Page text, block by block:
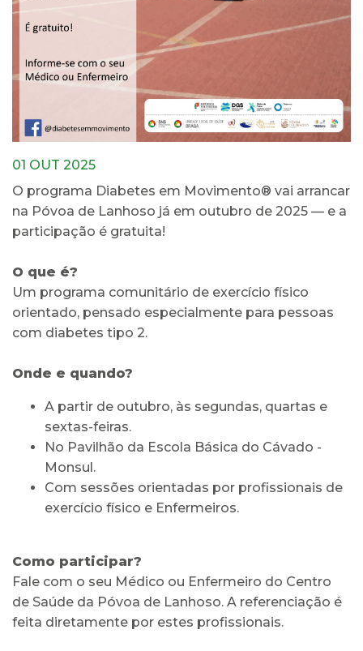
01 OUT 2025
O programa Diabetes em Movimento® vai arrancar
na Póvoa de Lanhoso já em outubro de 2025 — e a
participação é gratuita!
O que é?
Um programa comunitário de exercício físico
orientado, pensado especialmente para pessoas
com diabetes tipo 2.
Onde e quando?
A partir de outubro, às segundas, quartas e
sextas-feiras.
No Pavilhão da Escola Básica do Cávado -
Monsul.
Com sessões orientadas por profissionais de
exercício físico e Enfermeiros.
Como participar?
Fale com o seu Médico ou Enfermeiro do Centro
de Saúde da Póvoa de Lanhoso. A referenciação é
feita diretamente por estes profissionais.